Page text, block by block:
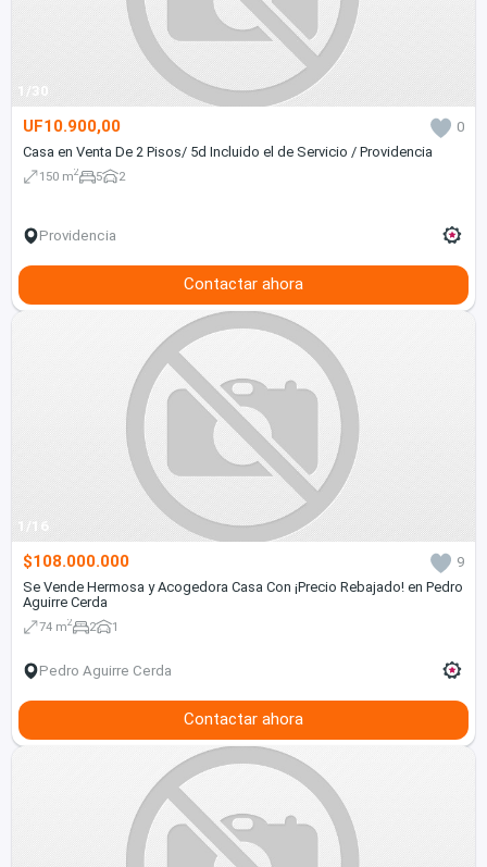
1/30
UF10.900,00
0
Casa en Venta De 2 Pisos/ 5d Incluido el de Servicio / Providencia
150 m2 5 2
Providencia
Contactar ahora
1/16
$108.000.000
9
Se Vende Hermosa y Acogedora Casa Con ¡Precio Rebajado! en Pedro
Aguirre Cerda
74 m2 2 1
Pedro Aguirre Cerda
Contactar ahora